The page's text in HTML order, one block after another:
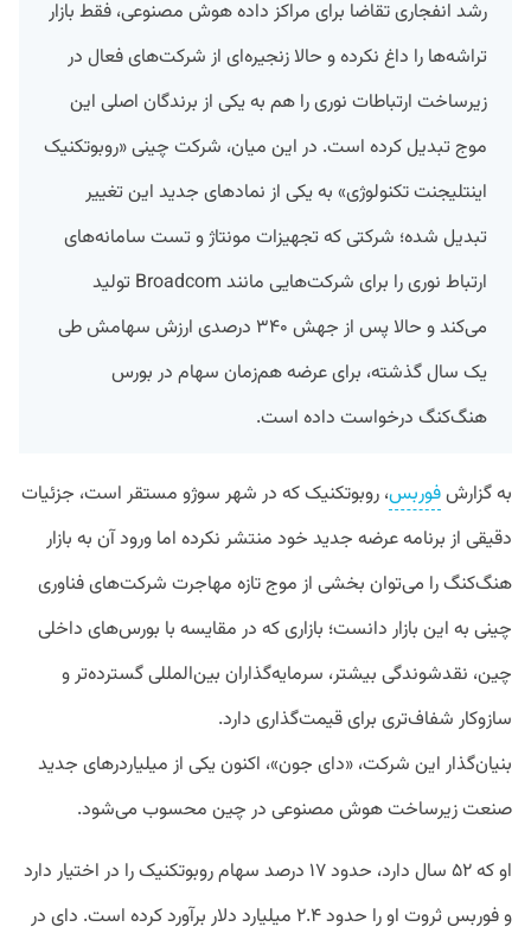
رشد انفجاری تقاضا برای مراکز داده هوش مصنوعی، فقط بازار
تراشه‌ها را داغ نکرده و حالا زنجیره‌ای از شرکت‌های فعال در
زیرساخت ارتباطات نوری را هم به یکی از برندگان اصلی این
موج تبدیل کرده است. در این میان، شرکت چینی «روبوتکنیک
اینتلیجنت تکنولوژی» به یکی از نمادهای جدید این تغییر
تبدیل شده؛ شرکتی که تجهیزات مونتاژ و تست سامانه‌های
ارتباط نوری را برای شرکت‌هایی مانند Broadcom تولید
می‌کند و حالا پس از جهش ۳۴۰ درصدی ارزش سهامش طی
یک سال گذشته، برای عرضه هم‌زمان سهام در بورس
هنگ‌کنگ درخواست داده است.
به گزارشفوربس، روبوتکنیک که در شهر سوژو مستقر است، جزئیات
دقیقی از برنامه عرضه جدید خود منتشر نکرده اما ورود آن به بازار
هنگ‌کنگ را می‌توان بخشی از موج تازه مهاجرت شرکت‌های فناوری
چینی به این بازار دانست؛ بازاری که در مقایسه با بورس‌های داخلی
چین، نقدشوندگی بیشتر، سرمایه‌گذاران بین‌المللی گسترده‌تر و
سازوکار شفاف‌تری برای قیمت‌گذاری دارد.
بنیان‌گذار این شرکت، «دای جون»، اکنون یکی از میلیاردرهای جدید
صنعت زیرساخت هوش مصنوعی در چین محسوب می‌شود.
او که ۵۲ سال دارد، حدود ۱۷ درصد سهام روبوتکنیک را در اختیار دارد
و فوربس ثروت او را حدود ۲.۴ میلیارد دلار برآورد کرده است. دای در